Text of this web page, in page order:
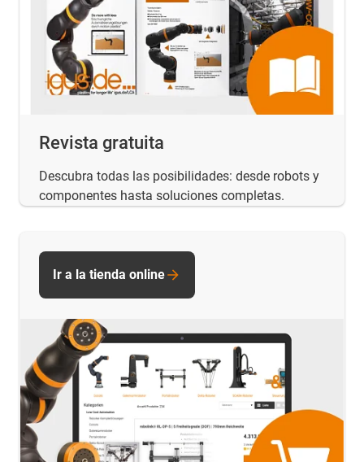
Revista gratuita
Descubra todas las posibilidades: desde robots y
componentes hasta soluciones completas.
Ir a la tienda online